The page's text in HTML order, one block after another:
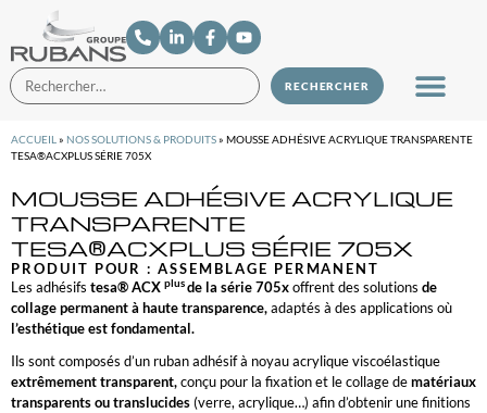
ACCUEIL » NOS SOLUTIONS & PRODUITS» MOUSSE ADHÉSIVE ACRYLIQUE TRANSPARENTE
TESA®ACXPLUS SÉRIE 705X
MOUSSE ADHÉSIVE ACRYLIQUE
TRANSPARENTE
TESA®ACXPLUS SÉRIE 705X
PRODUIT POUR :ASSEMBLAGE PERMANENT
Les adhésifs tesa® ACX plusde la série 705xoffrent des solutions de
collage permanent à haute transparence,adaptés à des applications où
l’esthétique est fondamental.
Ils sont composés d’un ruban adhésif à noyau acrylique viscoélastique
extrêmement transparent,conçu pour la fixation et le collage dematériaux
transparents ou translucides(verre, acrylique…) afin d’obtenir une finitions